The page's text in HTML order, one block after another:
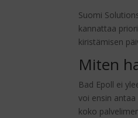
Suomi
kannattaa
kiristämisen
Miten
Bad Epoll ei
voi ensin
koko